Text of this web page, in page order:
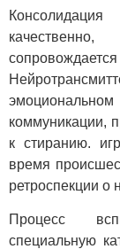
эмоциональном
коммуникации,
к стиранию.
время
ретроспекции о
Процесс
специальную